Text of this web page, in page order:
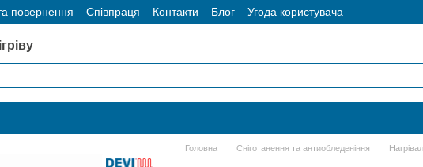
повернення Співпраця Контакти Блог Угода користувача
Головна Сніготанення та антиобледеніння